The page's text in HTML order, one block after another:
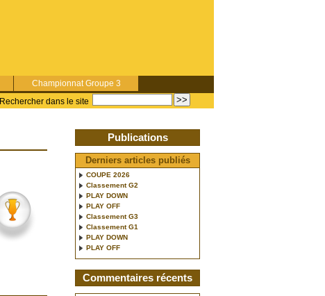
Championnat Groupe 3
Rechercher dans le site
Publications
Derniers articles publiés
COUPE 2026
Classement G2
PLAY DOWN
PLAY OFF
Classement G3
Classement G1
PLAY DOWN
PLAY OFF
Commentaires récents